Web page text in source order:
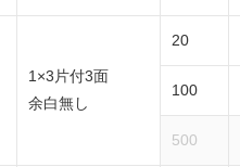
1×3片付3面
余白無し
20
100
500